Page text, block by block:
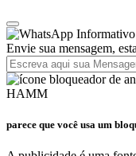
Envie sua mensagem,
HAMM
parece que você usa um